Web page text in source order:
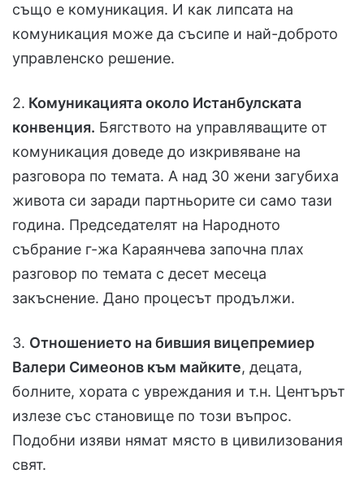
също е комуникация. И как липсата на
комуникация може да съсипе и най-доброто
управленско решение.
2. Комуникацията около Истанбулската
конвенция. Бягството на управляващите от
комуникация доведе до изкривяване на
разговора по темата. А над 30 жени загубиха
живота си заради партньорите си само тази
година. Председателят на Народното
събрание г-жа Караянчева започна плах
разговор по темата с десет месеца
закъснение. Дано процесът продължи.
3. Отношението на бившия вицепремиер
Валери Симеонов към майките, децата,
болните, хората с увреждания и т.н. Центърът
излезе със становище по този въпрос.
Подобни изяви нямат място в цивилизования
свят.